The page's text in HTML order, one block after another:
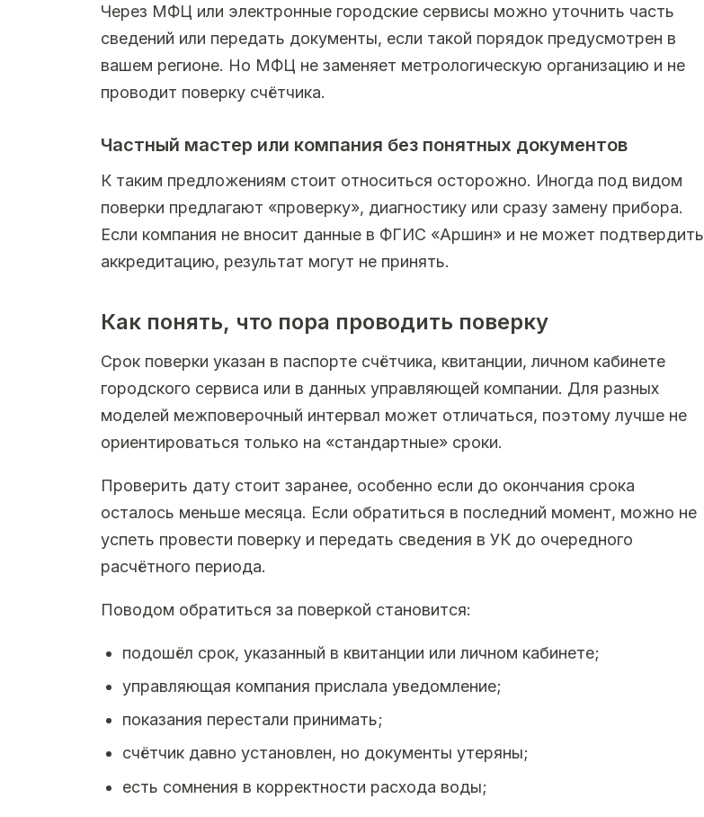
Через МФЦ или электронные городские сервисы можно уточнить часть
сведений или передать документы, если такой порядок предусмотрен в
вашем регионе. Но МФЦ не заменяет метрологическую организацию и не
проводит поверку счётчика.
Частный мастер или компания без понятных документов
К таким предложениям стоит относиться осторожно. Иногда под видом
поверки предлагают «проверку», диагностику или сразу замену прибора.
Если компания не вносит данные в ФГИС «Аршин» и не может подтвердить
аккредитацию, результат могут не принять.
Как понять, что пора проводить поверку
Срок поверки указан в паспорте счётчика, квитанции, личном кабинете
городского сервиса или в данных управляющей компании. Для разных
моделей межповерочный интервал может отличаться, поэтому лучше не
ориентироваться только на «стандартные» сроки.
Проверить дату стоит заранее, особенно если до окончания срока
осталось меньше месяца. Если обратиться в последний момент, можно не
успеть провести поверку и передать сведения в УК до очередного
расчётного периода.
Поводом обратиться за поверкой становится:
подошёл срок, указанный в квитанции или личном кабинете;
управляющая компания прислала уведомление;
показания перестали принимать;
счётчик давно установлен, но документы утеряны;
есть сомнения в корректности расхода воды;